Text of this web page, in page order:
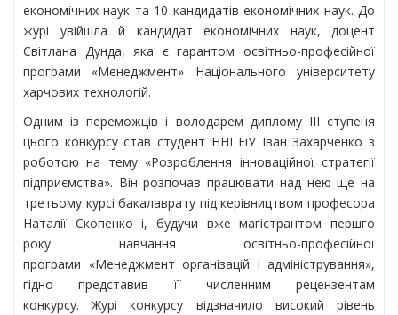
економічних наук та 10 кандидатів економічних наук. До
журі увійшла й кандидат економічних наук, доцент
Світлана Дунда, яка є гарантом освітньо-професійної
програми «Менеджмент» Національного університету
харчових технологій.
Одним із переможців і володарем диплому ІІІ ступеня
цього конкурсу став студент ННІ ЕіУ Іван Захарченко з
роботою на тему «Розроблення інноваційної стратегії
підприємства». Він розпочав працювати над нею ще на
третьому курсі бакалаврату під керівництвом професора
Наталії Скопенко і, будучи вже магістрантом першго
року навчання освітньо-професійної
програми «Менеджмент організацій і адміністрування»,
гідно представив її численним рецензентам
конкурсу. Журі конкурсу відзначило високий рівень